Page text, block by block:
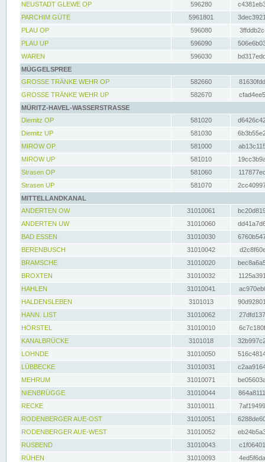
NEUSTADT GLEWE OP
596280
PARCHIM GÜTE
5961801
PLAU OP
596080
PLAU UP
596090
WAREN
596030
MÜGGELSPREE
GROSSE TRÄNKE WEHR OP
582660
GROSSE TRÄNKE WEHR UP
582670
MÜRITZ-HAVEL-WASSERSTRASSE
Diemitz OP
581020
Diemitz UP
581030
MIROW OP
581000
MIROW UP
581010
Strasen OP
581060
Strasen UP
581070
MITTELLANDKANAL
ANDERTEN OW
31010061
ANDERTEN UW
31010060
BAD ESSEN
31010030
BERENBUSCH
31010042
BRAMSCHE
31010020
BROXTEN
31010032
HAHLEN
31010041
HALDENSLEBEN
3101013
HANN. LIST
31010062
HÖRSTEL
31010010
KANALBRÜCKE
3101018
LOHNDE
31010050
LÜBBECKE
31010031
MEHRUM
31010071
NIENBRÜGGE
31010044
RECKE
31010011
RODENBERGER AUE-OST
31010051
RODENBERGER AUE-WEST
31010052
RUSBEND
31010043
RÜHEN
31010093